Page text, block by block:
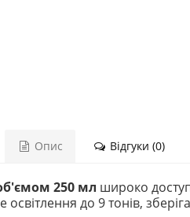
Опис Відгуки (0)
250 мл широко
до 9 тонів,